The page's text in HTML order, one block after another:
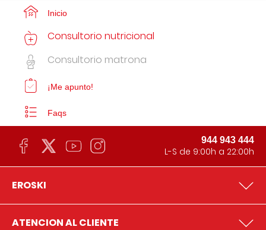
Inicio
Consultorio nutricional
Consultorio matrona
¡Me apunto!
Faqs
944 943 444
L-S de 9:00h a 22:00h
EROSKI
ATENCION AL CLIENTE